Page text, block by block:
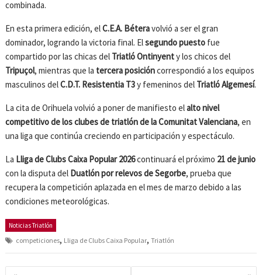
combinada.
En esta primera edición, elC.E.A. Béteravolvió a ser el gran
dominador, logrando la victoria final. Elsegundo puesto fue
compartido por las chicas del Triatló Ontinyenty los chicos del
Tripuçol, mientras que la tercera posicióncorrespondió a los equipos
masculinos delC.D.T. Resistentia T3y femeninos del Triatló Algemesí.
La cita de Orihuela volvió a poner de manifiesto elalto nivel
competitivo de los clubes de triatlón de la Comunitat Valenciana, en
una liga que continúa creciendo en participación y espectáculo.
La Lliga de Clubs Caixa Popular 2026continuará el próximo 21 de junio
con la disputa del Duatlón por relevos de Segorbe, prueba que
recupera la competición aplazada en el mes de marzo debido a las
condiciones meteorológicas.
Noticias Triatlón
competiciones, Lliga de Clubs Caixa Popular,Triatlón